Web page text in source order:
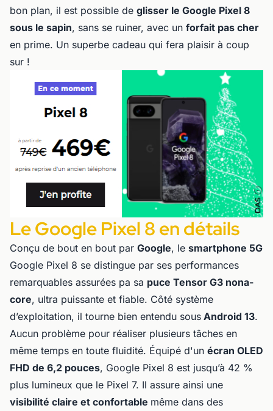
bon plan, il est possible de glisser le Google Pixel 8
sous le sapin, sans se ruiner, avec un forfait pas cher
en prime. Un superbe cadeau qui fera plaisir à coup
sur !
Le Google Pixel 8 en détails
Conçu de bout en bout par Google, le smartphone 5G
Google Pixel 8 se distingue par ses performances
remarquables assurées pa sa puce Tensor G3 nona-
core, ultra puissante et fiable. Côté système
d’exploitation, il tourne bien entendu sous Android 13.
Aucun problème pour réaliser plusieurs tâches en
même temps en toute fluidité. Équipé d'un écran OLED
FHD de 6,2 pouces, Google Pixel 8 est jusqu’à 42 %
plus lumineux que le Pixel 7. Il assure ainsi une
visibilité claire et confortable même dans des